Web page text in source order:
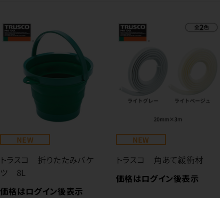
NEW
トラスコ 折りたたみバケ
ツ 8L
価格はログイン後表示
NEW
トラスコ 角あて緩衝材
価格はログイン後表示